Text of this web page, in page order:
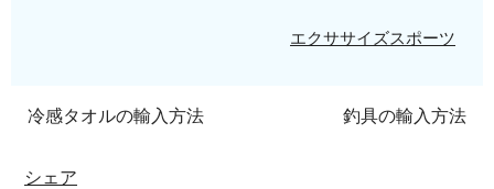
エクササイズスポーツ
冷感タオルの輸入方法 釣具の輸入方法
シェア